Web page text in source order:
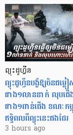
ព្យុះដូហ្វីន
ព្យុះដូហ្វីនបង្ខំឱ្យចិនជម្ល
ជាង១លាននាក់ លុបជ
ជាង១ពាន់ជើង ខណៈកម្
ឥទ្ធិពលពីព្យុះនេះផងដែរ
3 hours ago